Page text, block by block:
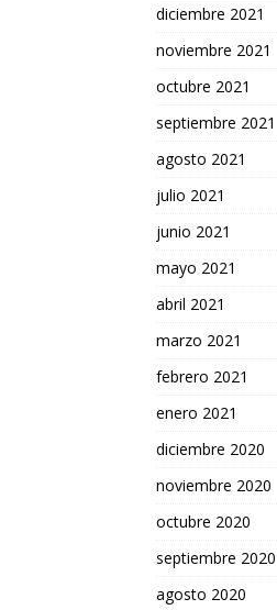
diciembre 2021
noviembre 2021
octubre 2021
septiembre 2021
agosto 2021
julio 2021
junio 2021
mayo 2021
abril 2021
marzo 2021
febrero 2021
enero 2021
diciembre 2020
noviembre 2020
octubre 2020
septiembre 2020
agosto 2020